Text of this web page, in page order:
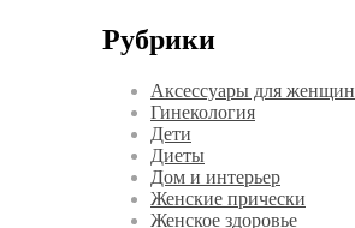
Рубрики
Аксессуары для женщин
Гинекология
Дети
Диеты
Дом и интерьер
Женские прически
Женское здоровье